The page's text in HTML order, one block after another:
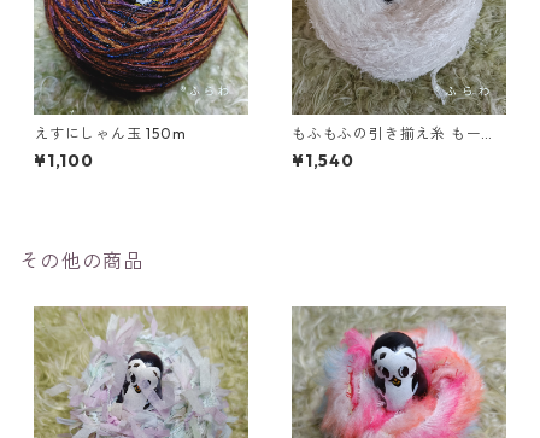
えすにしゃん玉 150m
¥1,100
もふもふの引き揃え糸 もーぶ
100m
¥1,540
その他の商品